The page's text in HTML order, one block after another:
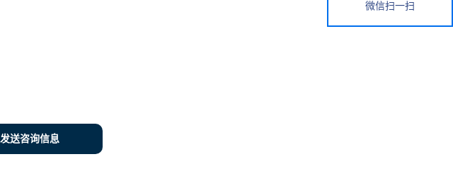
发送咨询信息
微信扫一扫